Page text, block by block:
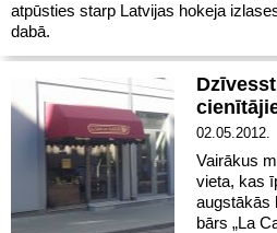
atpūsties starp Latvijas hokeja
dabā.
02.05.2012.
Vairākus
vieta, kas
augstākās
bārs „La